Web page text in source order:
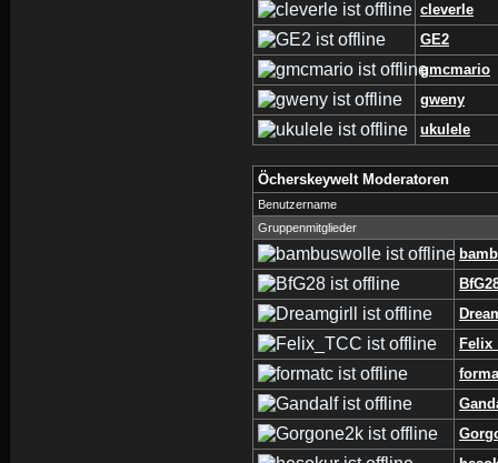
cleverle
GE2
gmcmario
gweny
ukulele
Öcherskeywelt Moderatoren
Benutzername
Gruppenmitglieder